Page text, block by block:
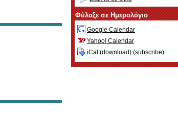
Φύλαξε σε Ημερολόγιο
Google Calendar
Yahoo! Calendar
iCal (download) (subscribe)